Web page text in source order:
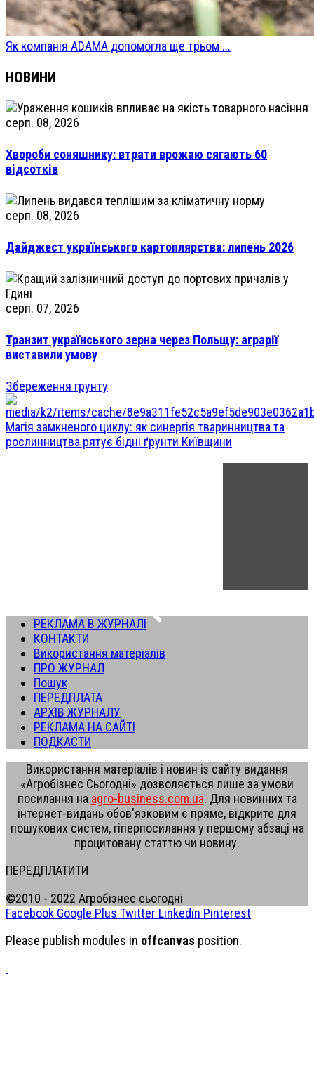
Як компанія ADAMA допомогла ще трьом ...
НОВИНИ
серп. 08, 2026
Хвороби соняшнику: втрати врожаю сягають 60
відсотків
серп. 08, 2026
Дайджест українського картоплярства: липень 2026
серп. 07, 2026
Транзит українського зерна через Польщу: аграрії
виставили умову
Збереження грунту
Магія замкненого циклу: як синергія тваринництва та
рослинництва рятує бідні ґрунти Київщини
РЕКЛАМА В ЖУРНАЛІ
КОНТАКТИ
Використання матеріалів
ПРО ЖУРНАЛ
Пошук
ПЕРЕДПЛАТА
АРХІВ ЖУРНАЛУ
РЕКЛАМА НА САЙТІ
ПОДКАСТИ
Використання матеріалів і новин із сайту видання
«Агробізнес Сьогодні» дозволяється лише за умови
посилання на agro-business.com.ua. Для новинних та
інтернет-видань обов'язковим є пряме, відкрите для
пошукових систем, гіперпосилання у першому абзаці на
процитовану статтю чи новину.
ПЕРЕДПЛАТИТИ
©2010 - 2022 Агробізнес сьогодні
Facebook Google Plus Twitter Linkedin Pinterest
Please publish modules in offcanvas position.